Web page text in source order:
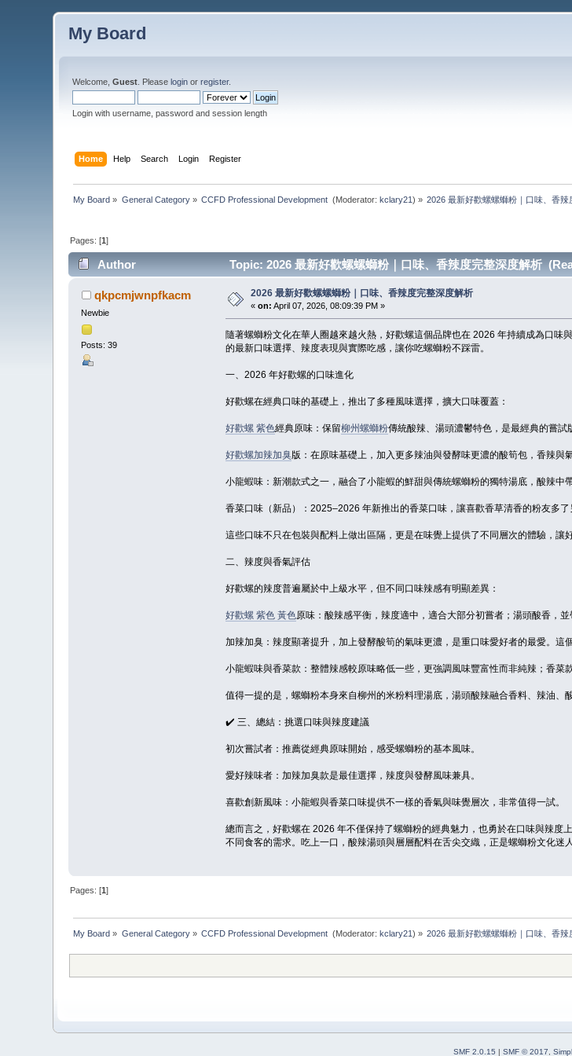
My Board
Welcome,Guest . Pleaselogin orregister.
Login with username, password and session length
Home Help Search Login Register
My Board » General Category» CCFD Professional Development (Moderator:kclary21) » 2026 最新好歡螺螺螄粉｜口味、香辣
Pages: [1]
Author Topic: 2026 最新好歡螺螺螄粉｜口味、香辣度完整深度解析
qkpcmjwnpfkacm
Newbie
Posts: 39
2026 最新好歡螺螺螄粉｜口味、香辣度完整深度解析
«on: April 07, 2026, 08:09:39 PM »
隨著螺螄粉文化在華人圈越來越火熱，好歡螺這個品牌也在 2026 年持續成為口
的最新口味選擇、辣度表現與實際吃感，讓你吃螺螄粉不踩雷。
一、2026 年好歡螺的口味進化
好歡螺在經典口味的基礎上，推出了多種風味選擇，擴大口味覆蓋：
好歡螺 紫色經典原味：保留柳州螺螄粉傳統酸辣、湯頭濃鬱特色，是最經典的嘗試
好歡螺加辣加臭版：在原味基礎上，加入更多辣油與發酵味更濃的酸筍包，香辣與
小龍蝦味：新潮款式之一，融合了小龍蝦的鮮甜與傳統螺螄粉的獨特湯底，酸辣中
香菜口味（新品）：2025–2026 年新推出的香菜口味，讓喜歡香草清香的粉友多了
這些口味不只在包裝與配料上做出區隔，更是在味覺上提供了不同層次的體驗，讓
二、辣度與香氣評估
好歡螺的辣度普遍屬於中上級水平，但不同口味辣感有明顯差異：
好歡螺 紫色 黃色原味：酸辣感平衡，辣度適中，適合大部分初嘗者；湯頭酸香，並
加辣加臭：辣度顯著提升，加上發酵酸筍的氣味更濃，是重口味愛好者的最愛。
小龍蝦味與香菜款：整體辣感較原味略低一些，更強調風味豐富性而非純辣；香菜
值得一提的是，螺螄粉本身來自柳州的米粉料理湯底，湯頭酸辣融合香料、辣油、
✔️ 三、總結：挑選口味與辣度建議
初次嘗試者：推薦從經典原味開始，感受螺螄粉的基本風味。
愛好辣味者：加辣加臭款是最佳選擇，辣度與發酵風味兼具。
喜歡創新風味：小龍蝦與香菜口味提供不一樣的香氣與味覺層次，非常值得一試。
總而言之，好歡螺在 2026 年不僅保持了螺螄粉的經典魅力，也勇於在口味與辣
不同食客的需求。吃上一口，酸辣湯頭與層層配料在舌尖交織，正是螺螄粉文化迷人
Pages: [1]
My Board » General Category» CCFD Professional Development (Moderator: kclary21) » 2026 最新好歡螺螺螄粉｜口味、香辣
SMF 2.0.15 SMF © 2017,